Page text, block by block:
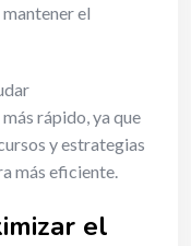
el
rápido, ya que
y estrategias
más eficiente.
el